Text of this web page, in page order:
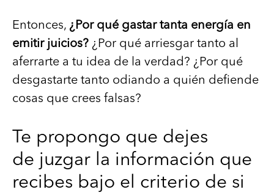
Entonces, ¿Por qué gastar tanta energía en
emitir juicios? ¿Por qué arriesgar tanto al
aferrarte a tu idea de la verdad? ¿Por qué
desgastarte tanto odiando a quién defiende
cosas que crees falsas?
Te propongo que dejes
de juzgar la información que
recibes bajo el criterio de si